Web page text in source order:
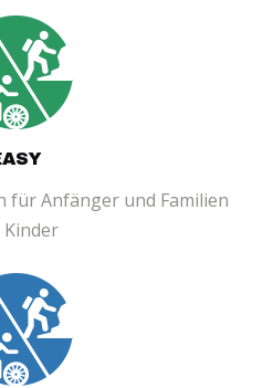
für Anfänger und Familien